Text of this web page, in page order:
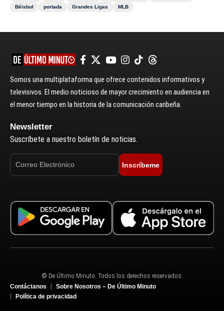
Béisbol
portada Grandes Ligas MLB
Somos una multiplataforma que ofrece contenidos informativos y
televisivos. El medio noticioso de mayor crecimiento en audiencia en
el menor tiempo en la historia de la comunicación caribeña.
Newsletter
Suscríbete a nuestro boletín de noticias.
Inscríbeme
© De Último Minuto. Todos los derechos reservados.
Contáctanos
Sobre Nosotros – De Último Minuto
Política de privacidad